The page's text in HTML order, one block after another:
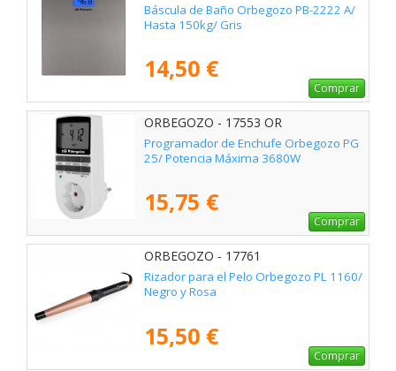
Báscula de Baño Orbegozo PB-2222 A/
Hasta 150kg/ Gris
14,50 €
Comprar
ORBEGOZO - 17553 OR
Programador de Enchufe Orbegozo PG
25/ Potencia Máxima 3680W
15,75 €
Comprar
ORBEGOZO - 17761
Rizador para el Pelo Orbegozo PL 1160/
Negro y Rosa
15,50 €
Comprar